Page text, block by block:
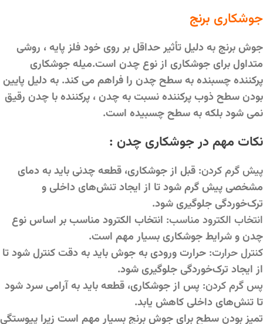
جوشکاری برنج
جوش برنج به دلیل تأثیر حداقل بر روی خود فلز پایه ، روشی
متداول برای جوشکاری از نوع چدن است.میله جوشکاری
پرکننده چسبنده به سطح چدن را فراهم می کند. به دلیل پایین
بودن سطح ذوب پرکننده نسبت به چدن ، پرکننده با چدن رقیق
نمی شود بلکه به سطح چسبیده است.
نکات مهم در جوشکاری چدن :
پیش گرم کردن: قبل از جوشکاری، قطعه چدنی باید به دمای
مشخصی پیش گرم شود تا از ایجاد تنش‌های داخلی و
ترک‌خوردگی جلوگیری شود.
انتخاب الکترود مناسب: انتخاب الکترود مناسب بر اساس نوع
چدن و شرایط جوشکاری بسیار مهم است.
کنترل حرارت: حرارت ورودی به جوش باید به دقت کنترل شود تا
از ایجاد ترک‌خوردگی جلوگیری شود.
پس گرم کردن: پس از جوشکاری، قطعه باید به آرامی سرد شود
تا تنش‌های داخلی کاهش یابد.
تمیز بودن سطح برای جوش برنج بسیار مهم است زیرا پیوستگی